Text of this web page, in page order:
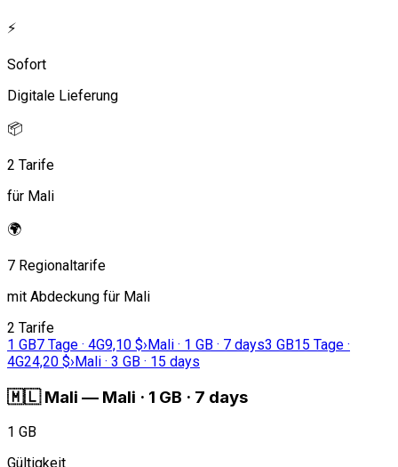
⚡
Sofort
Digitale Lieferung
📦
2 Tarife
für Mali
🌍
7 Regionaltarife
mit Abdeckung für Mali
2 Tarife
1 GB7 Tage · 4G9,10 $›Mali · 1 GB · 7 days3 GB15 Tage ·
4G24,20 $›Mali · 3 GB · 15 days
🇲🇱 Mali — Mali · 1 GB · 7 days
1 GB
Gültigkeit